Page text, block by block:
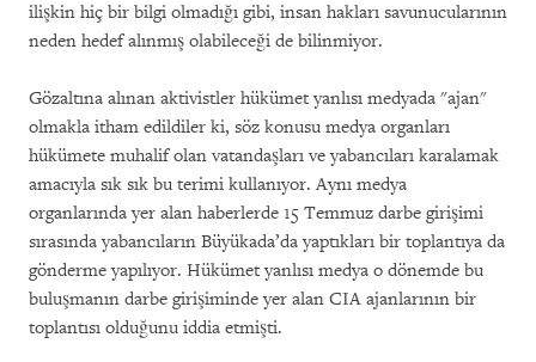
ilişkin hiç bir bilgi olmadığı gibi, insan hakları savunucularının
neden hedef alınmış olabileceği de bilinmiyor.
Gözaltına alınan aktivistler hükümet yanlısı medyada "ajan"
olmakla itham edildiler ki, söz konusu medya organları
hükümete muhalif olan vatandaşları ve yabancıları karalamak
amacıyla sık sık bu terimi kullanıyor. Aynı medya
organlarında yer alan haberlerde 15 Temmuz darbe girişimi
sırasında yabancıların Büyükada’da yaptıkları bir toplantıya da
gönderme yapılıyor. Hükümet yanlısı medya o dönemde bu
buluşmanın darbe girişiminde yer alan CIA ajanlarının bir
toplantısı olduğunu iddia etmişti.